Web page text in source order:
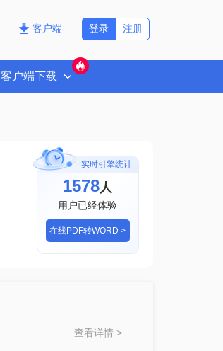
客户端 注册
登录
客户端下载
实时引擎统计
1578人
用户已经体验
在线PDF转WORD >
查看详情 >